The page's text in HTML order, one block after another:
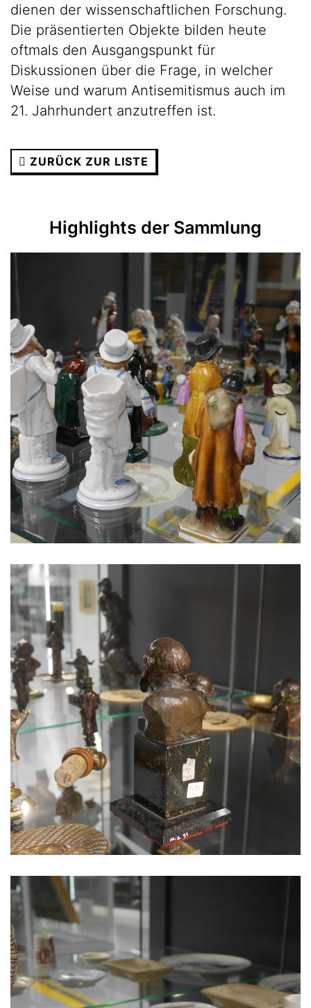
dienen der wissenschaftlichen Forschung.
Die präsentierten Objekte bilden heute
oftmals den Ausgangspunkt für
Diskussionen über die Frage, in welcher
Weise und warum Antisemitismus auch im
21. Jahrhundert anzutreffen ist.
ZURÜCK ZUR LISTE
Highlights der Sammlung